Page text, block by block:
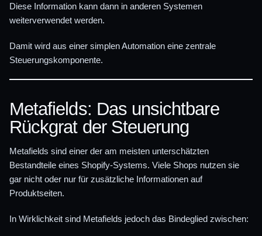
Diese Information kann dann in anderen Systemen
weiterverwendet werden.
Damit wird aus einer simplen Automation eine zentrale
Steuerungskomponente.
Metafields: Das unsichtbare
Rückgrat der Steuerung
Metafields sind einer der am meisten unterschätzten
Bestandteile eines Shopify-Systems. Viele Shops nutzen sie
gar nicht oder nur für zusätzliche Informationen auf
Produktseiten.
In Wirklichkeit sind Metafields jedoch das Bindeglied zwischen: